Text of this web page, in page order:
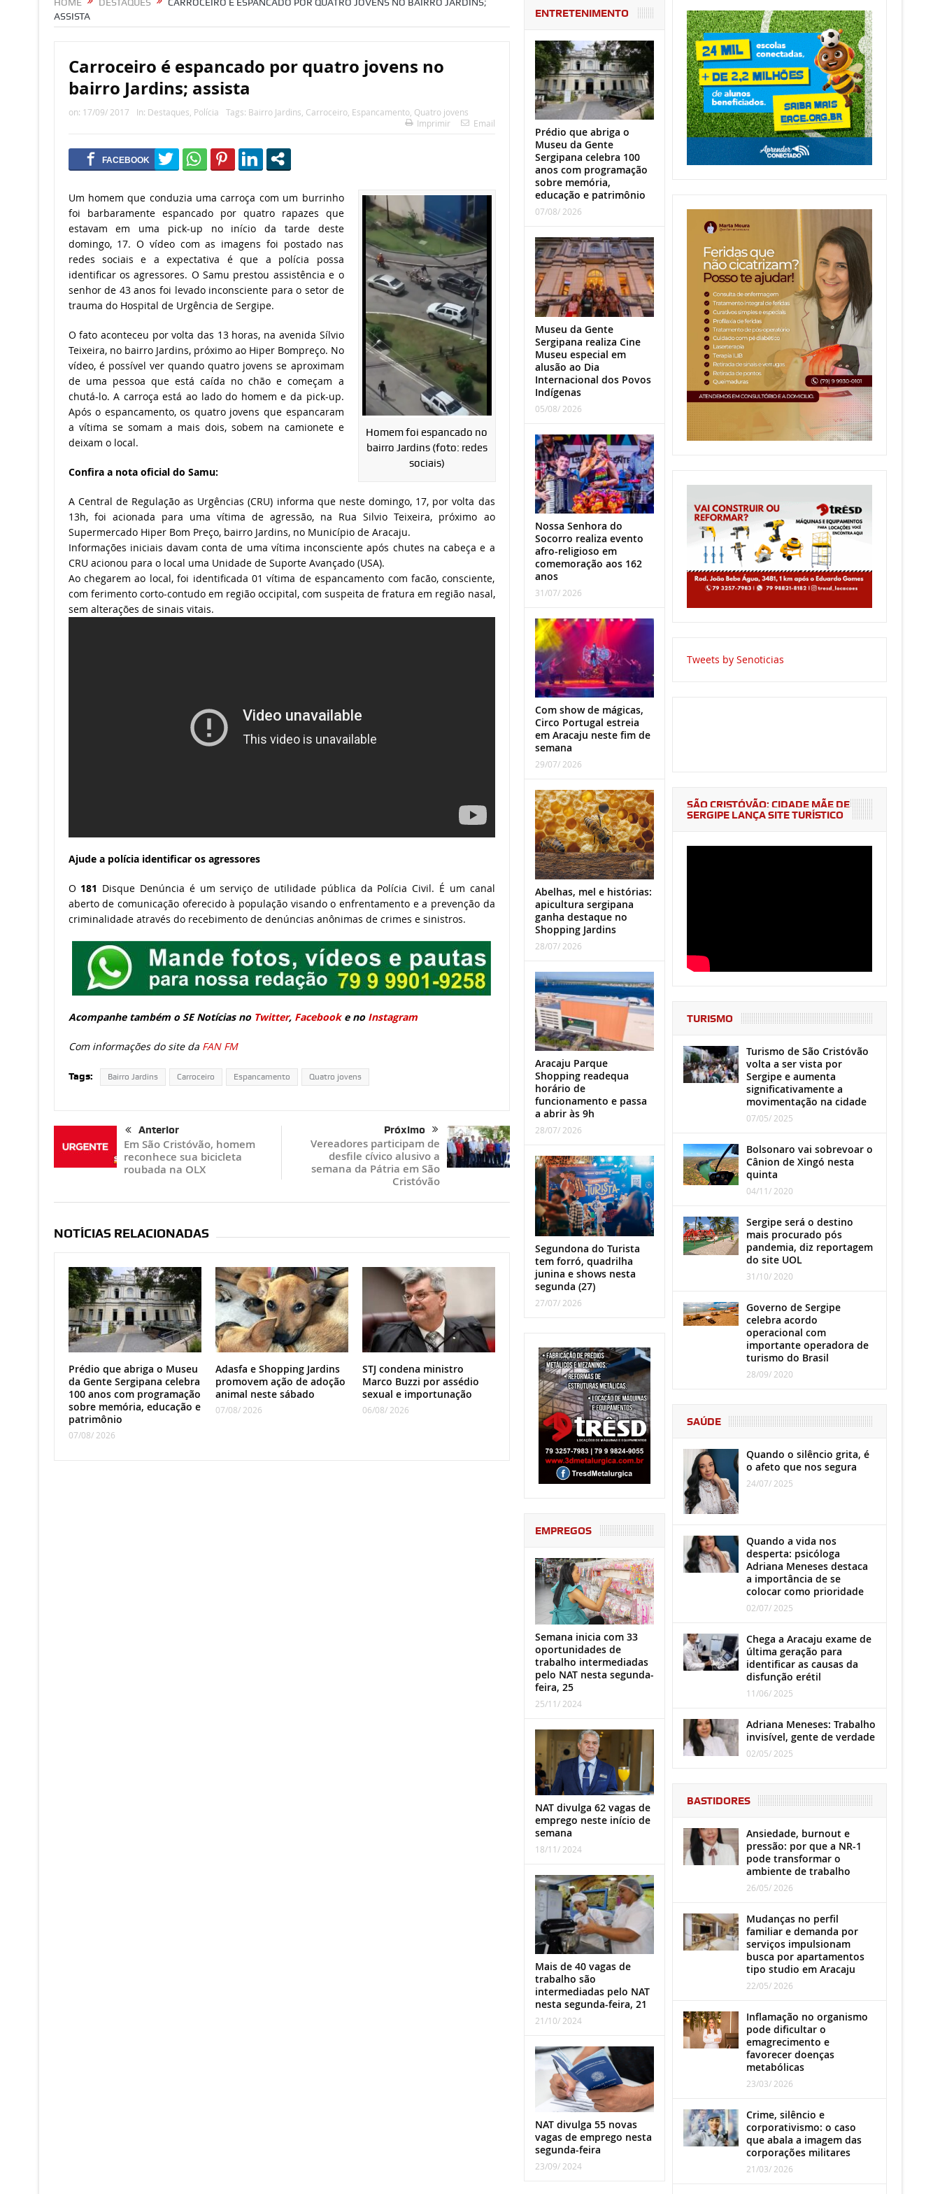
ASSISTA
Carroceiro é espancado por quatro jovens no
bairro Jardins; assista
on: 17/09/ 2017 In: Destaques Polícia Tags: Bairro Jardins Carroceiro, Espancamento, Quatro jovens
Imprimir
Email
Homem foi espancado no
bairro Jardins (foto: redes
sociais)
Um homem que conduzia uma carroça com um burrinho
foi barbaramente espancado por quatro rapazes que
estavam em uma pick-up no início da tarde deste
domingo, 17. O vídeo com as imagens foi postado nas
redes sociais e a expectativa é que a polícia possa
identificar os agressores. O Samu prestou assistência e o
senhor de 43 anos foi levado inconsciente para o setor de
trauma do Hospital de Urgência de Sergipe.
O fato aconteceu por volta das 13 horas, na avenida Sílvio
Teixeira, no bairro Jardins, próximo ao Hiper Bompreço. No
vídeo, é possível ver quando quatro jovens se aproximam
de uma pessoa que está caída no chão e começam a
chutá-lo. A carroça está ao lado do homem e da pick-up.
Após o espancamento, os quatro jovens que espancaram
a vítima se somam a mais dois, sobem na camionete e
deixam o local.
Confira a nota oficial do Samu:
A Central de Regulação as Urgências (CRU) informa que neste domingo, 17, por volta das
13h, foi acionada para uma vítima de agressão, na Rua Silvio Teixeira, próximo ao
Supermercado Hiper Bom Preço, bairro Jardins, no Município de Aracaju.
Informações iniciais davam conta de uma vítima inconsciente após chutes na cabeça e a
CRU acionou para o local uma Unidade de Suporte Avançado (USA).
Ao chegarem ao local, foi identificada 01 vítima de espancamento com facão, consciente,
com ferimento corto-contudo em região occipital, com suspeita de fratura em região nasal,
sem alterações de sinais vitais.
Ajude a polícia identificar os agressores
O 181 Disque Denúncia é um serviço de utilidade pública da Polícia Civil. É um canal
aberto de comunicação oferecido à população visando o enfrentamento e a prevenção da
criminalidade através do recebimento de denúncias anônimas de crimes e sinistros.
Acompanhe também o SE Notícias no Twitter, Facebooke no Instagram
Com informações do site da FAN FM
Tags: Bairro Jardins Carroceiro Espancamento Quatro jovens
Anterior
Em São Cristóvão, homem
reconhece sua bicicleta
roubada na OLX
Próximo
Vereadores participam de
desfile cívico alusivo a
semana da Pátria em São
Cristóvão
NOTÍCIAS RELACIONADAS
Prédio que abriga o Museu
da Gente Sergipana celebra
100 anos com programação
sobre memória, educação e
patrimônio
07/08/ 2026
Adasfa e Shopping Jardins
promovem ação de adoção
animal neste sábado
07/08/ 2026
STJ condena ministro
Marco Buzzi por assédio
sexual e importunação
06/08/ 2026
ENTRETENIMENTO
Prédio que abriga o
Museu da Gente
Sergipana celebra 100
anos com programação
sobre memória,
educação e patrimônio
07/08/ 2026
Museu da Gente
Sergipana realiza Cine
Museu especial em
alusão ao Dia
Internacional dos Povos
Indígenas
05/08/ 2026
Nossa Senhora do
Socorro realiza evento
afro-religioso em
comemoração aos 162
anos
31/07/ 2026
Com show de mágicas,
Circo Portugal estreia
em Aracaju neste fim de
semana
29/07/ 2026
Abelhas, mel e histórias:
apicultura sergipana
ganha destaque no
Shopping Jardins
28/07/ 2026
Aracaju Parque
Shopping readequa
horário de
funcionamento e passa
a abrir às 9h
28/07/ 2026
Segundona do Turista
tem forró, quadrilha
junina e shows nesta
segunda (27)
27/07/ 2026
EMPREGOS
Semana inicia com 33
oportunidades de
trabalho intermediadas
pelo NAT nesta segunda-
feira, 25
25/11/ 2024
NAT divulga 62 vagas de
emprego neste início de
semana
18/11/ 2024
Mais de 40 vagas de
trabalho são
intermediadas pelo NAT
nesta segunda-feira, 21
21/10/ 2024
NAT divulga 55 novas
vagas de emprego nesta
segunda-feira
23/09/ 2024
Tweets by Senoticias
SÃO CRISTÓVÃO: CIDADE MÃE DE
SERGIPE LANÇA SITE TURÍSTICO
TURISMO
Turismo de São Cristóvão
volta a ser vista por
Sergipe e aumenta
significativamente a
movimentação na cidade
07/05/ 2025
Bolsonaro vai sobrevoar o
Cânion de Xingó nesta
quinta
04/11/ 2020
Sergipe será o destino
mais procurado pós
pandemia, diz reportagem
do site UOL
31/10/ 2020
Governo de Sergipe
celebra acordo
operacional com
importante operadora de
turismo do Brasil
28/09/ 2020
SAÚDE
Quando o silêncio grita, é
o afeto que nos segura
24/07/ 2025
Quando a vida nos
desperta: psicóloga
Adriana Meneses destaca
a importância de se
colocar como prioridade
02/07/ 2025
Chega a Aracaju exame de
última geração para
identificar as causas da
disfunção erétil
11/06/ 2025
Adriana Meneses: Trabalho
invisível, gente de verdade
02/05/ 2025
BASTIDORES
Ansiedade, burnout e
pressão: por que a NR-1
pode transformar o
ambiente de trabalho
26/05/ 2026
Mudanças no perfil
familiar e demanda por
serviços impulsionam
busca por apartamentos
tipo studio em Aracaju
22/05/ 2026
Inflamação no organismo
pode dificultar o
emagrecimento e
favorecer doenças
metabólicas
23/03/ 2026
Crime, silêncio e
corporativismo: o caso
que abala a imagem das
corporações militares
21/03/ 2026